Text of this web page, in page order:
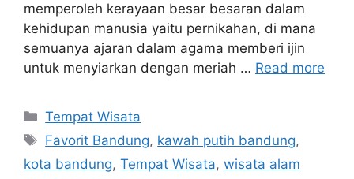
memperoleh kerayaan besar besaran dalam
kehidupan manusia yaitu pernikahan, di mana
semuanya ajaran dalam agama memberi ijin
untuk menyiarkan dengan meriah … Read more
Categories
Tempat Wisata
Tags
Favorit Bandung, kawah putih bandung,
kota bandung, Tempat Wisata, wisata alam